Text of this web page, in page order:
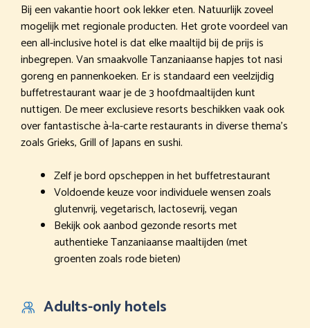
Bij een vakantie hoort ook lekker eten. Natuurlijk zoveel
mogelijk met regionale producten. Het grote voordeel van
een all-inclusive hotel is dat elke maaltijd bij de prijs is
inbegrepen. Van smaakvolle Tanzaniaanse hapjes tot nasi
goreng en pannenkoeken. Er is standaard een veelzijdig
buffetrestaurant waar je de 3 hoofdmaaltijden kunt
nuttigen. De meer exclusieve resorts beschikken vaak ook
over fantastische à-la-carte restaurants in diverse thema’s
zoals Grieks, Grill of Japans en sushi.
Zelf je bord opscheppen in het buffetrestaurant
Voldoende keuze voor individuele wensen zoals
glutenvrij, vegetarisch, lactosevrij, vegan
Bekijk ook aanbod gezonde resorts met
authentieke Tanzaniaanse maaltijden (met
groenten zoals rode bieten)
Adults-only hotels